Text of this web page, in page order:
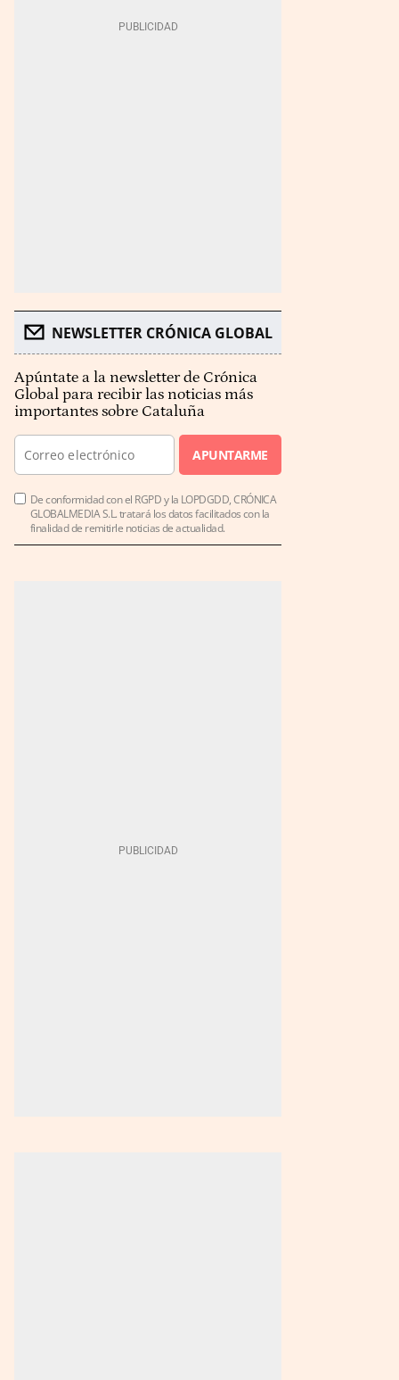
NEWSLETTER CRÓNICA GLOBAL
Apúntate a la newsletter de Crónica
Global para recibir las noticias más
importantes sobre Cataluña
APUNTARME
De conformidad con el RGPD y la LOPDGDD, CRÓNICA
GLOBALMEDIA S.L. tratará los datos facilitados con la
finalidad de remitirle noticias de actualidad.